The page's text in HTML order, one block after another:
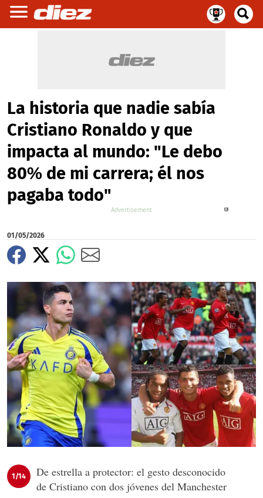
La historia que nadie sabía
Cristiano Ronaldo y que
impacta al mundo: "Le debo
80% de mi carrera; él nos
pagaba todo"
01/05/2026
1/14
De estrella a protector: el gesto desconocido
de Cristiano con dos jóvenes del Manchester
X